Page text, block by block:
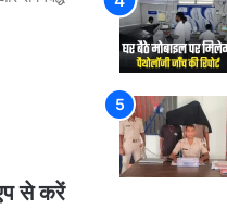
से करें